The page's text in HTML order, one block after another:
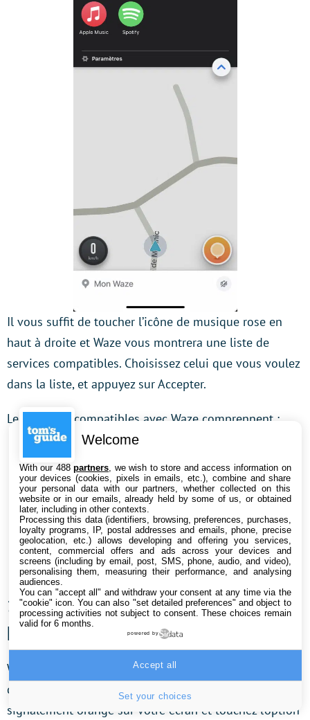
Il vous suffit de toucher l’icône de musique rose en
haut à droite et Waze vous montrera une liste de
services compatibles. Choisissez celui que vous voulez
dans la liste, et appuyez sur Accepter.
Les services compatibles avec Waze comprennent :
Audible ;
Amazon Music ;
Tunein ;
YouTube Music ;
TIDAL ;
Apple Music (iPhone uniquement).
12. Obtenez de l’aide en cas de
panne
Waze dispose d’outils pour demander de l’aide en cas
de pépin sur la route. Appuyez sur le bouton de
signalement orange sur votre écran et touchez l’option
Welcome
With our 488partners , we wish to store and access information on
your devices (cookies, pixels in emails, etc.), combine and share
your personal data with our partners, whether collected on this
website or in our emails, already held by some of us, or obtained
later, including in other contexts.
Processing this data (identifiers, browsing, preferences, purchases,
loyalty programs, IP, postal addresses and emails, phone, precise
geolocation, etc.) allows developing and offering you services,
content, commercial offers and ads across your devices and
screens (including by email, post, SMS, phone, audio, and video),
personalising them, measuring their performance, and analysing
audiences.
You can "accept all" and withdraw your consent at any time via the
"cookie" icon. You can also "set detailed preferences" and object to
processing activities not subject to consent. These choices remain
valid for 6 months.
powered by
Set your choices
Accept all